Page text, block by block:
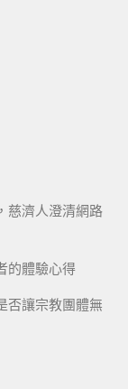
慈濟人澄清網路
的體驗心得
否讓宗教團體無